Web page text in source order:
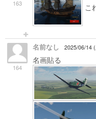
163 こ
164
名前なし 2025/06/14
名画貼る